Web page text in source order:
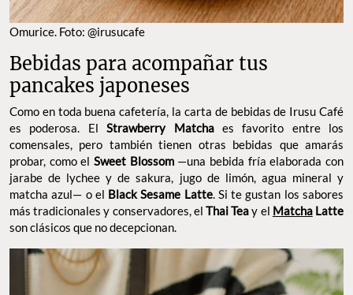
Omurice. Foto: @irusucafe
Bebidas para acompañar tus
pancakes japoneses
Como en toda buena cafetería, la carta de bebidas de Irusu Café
es poderosa. ElStrawberry Matchaes favorito entre los
comensales, pero también tienen otras bebidas que amarás
probar, como el Sweet Blossom—una bebida fría elaborada con
jarabe de lychee y de sakura, jugo de limón, agua mineral y
matcha azul— o el Black Sesame Latte. Si te gustan los sabores
más tradicionales y conservadores, el Thai Teay el MatchaLatte
son clásicos que no decepcionan.